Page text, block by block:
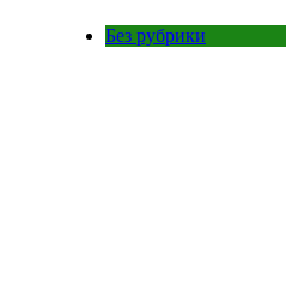
Без рубрики